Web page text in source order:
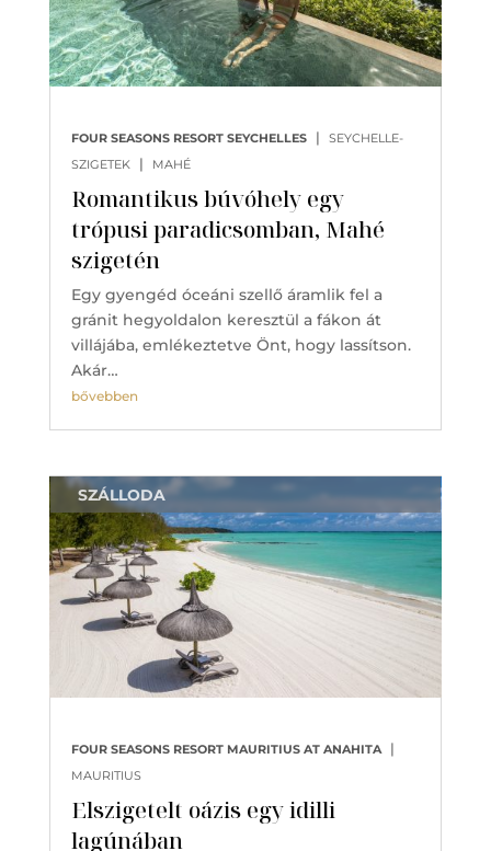
Romantikus búvóhely egy
trópusi paradicsomban, Mahé
szigetén
FOUR SEASONS RESORT SEYCHELLES |
SEYCHELLE-
SZIGETEK
| MAHÉ
Egy gyengéd óceáni szellő áramlik fel a
gránit hegyoldalon keresztül a fákon át
villájába, emlékeztetve Önt, hogy lassítson.
Akár…
bővebben
Elszigetelt oázis egy idilli
lagúnában
FOUR SEASONS RESORT MAURITIUS AT ANAHITA |
MAURITIUS
SZÁLLODA